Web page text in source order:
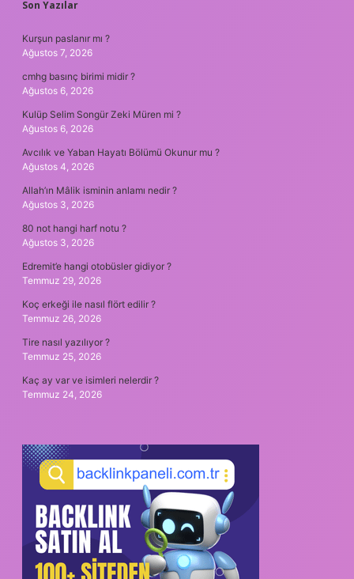
SIDEBAR
Son Yazılar
Kurşun paslanır mı ?
Ağustos 7, 2026
cmhg basınç birimi midir ?
Ağustos 6, 2026
Kulüp Selim Songür Zeki Müren mi ?
Ağustos 6, 2026
Avcılık ve Yaban Hayatı Bölümü Okunur mu ?
Ağustos 4, 2026
Allah’ın Mâlik isminin anlamı nedir ?
Ağustos 3, 2026
80 not hangi harf notu ?
Ağustos 3, 2026
Edremit’e hangi otobüsler gidiyor ?
Temmuz 29, 2026
Koç erkeği ile nasıl flört edilir ?
Temmuz 26, 2026
Tire nasıl yazılıyor ?
Temmuz 25, 2026
Kaç ay var ve isimleri nelerdir ?
Temmuz 24, 2026